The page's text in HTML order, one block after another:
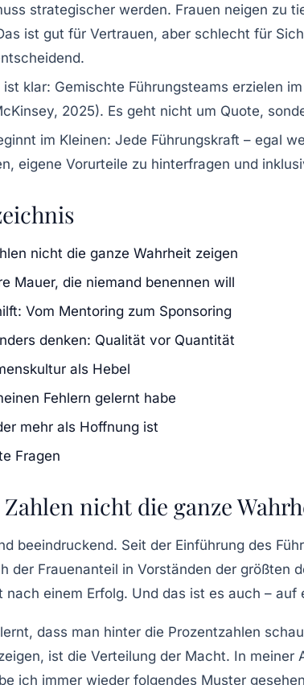
strategischer werden. Frauen neigen zu
ist gut für Vertrauen, aber schlecht für
ist klar: Gemischte Führungsteams erzielen
2025). Es geht nicht um Quote,
im Kleinen: Jede Führungskraft – egal
eigene Vorurteile zu hinterfragen und
nicht die ganze Wahrheit zeigen
Mauer, die niemand benennen will
Vom Mentoring zum Sponsoring
denken: Qualität vor Quantität
als Hebel
Fehlern gelernt habe
mehr als Hoffnung ist
Fragen
nicht die ganze
beeindruckend. Seit der Einführung des
der Frauenanteil in Vorständen der größten
nach einem Erfolg. Und das ist es auch – auf
dass man hinter die Prozentzahlen
ist die Verteilung der Macht. In meiner
ich immer wieder folgendes Muster